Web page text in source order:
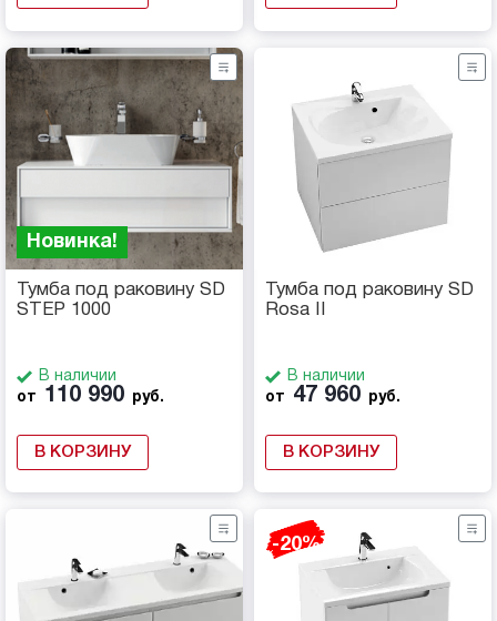
Новинка!
Тумба под раковину SD
STEP 1000
В наличии
от
110 990 руб.
В КОРЗИНУ
Тумба под раковину SD
Rosa II
В наличии
от
47 960 руб.
В КОРЗИНУ
-20%